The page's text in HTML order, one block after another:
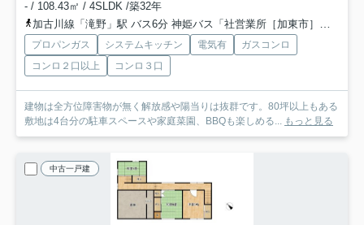
- / 108.43㎡ / 4SLDK /築32年
加古川線「滝野」駅 バス6分 神姫バス「社営業所［加東市］」 停歩13分
プロパンガス システムキッチン 電気有
ガスコンロ
コンロ２口以上
コンロ３口
建物は全方位障害物が無く解放感や陽当りは抜群です。80坪以上もある
敷地は4台分の駐車スペースや家庭菜園、BBQも楽しめる...
もっと見る
中古一戸建